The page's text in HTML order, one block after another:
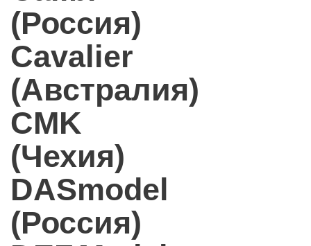
(Россия)
Cavalier
(Австралия)
CMK
(Чехия)
DASmodel
(Россия)